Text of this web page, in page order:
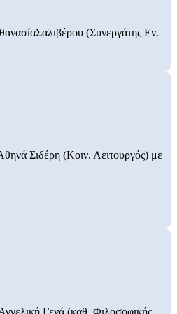
(Συνεργάτης Εν.
Σιδέρη (Κοιν. Λειτουργός) με